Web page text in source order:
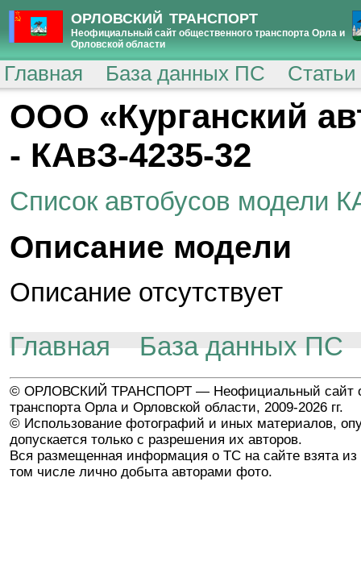
ОРЛОВСКИЙ ТРАНСПОРТ
Неофициальный сайт общественного транспорта Орла и
Орловской области
Главная База данных ПС
ООО «Курганский
- КАвЗ-4235-32
Список автобусов модели
Описание модели
Описание отсутствует
Главная
База данных ПС
© ОРЛОВСКИЙ ТРАНСПОРТ — Неофициальный сайт
транспорта Орла и Орловской области, 2009-2026 гг.
© Использование фотографий и иных материалов,
допускается только с разрешения их авторов.
Вся размещенная информация о ТС на сайте взята из
том числе лично добыта авторами фото.